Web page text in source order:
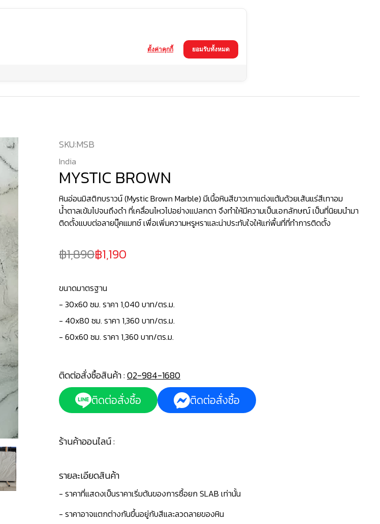
SKU:MSB
India
MYSTIC BROWN
หินอ่อนมิสติกบราวน์ (Mystic Brown Marble) มีเนื้อหินสีขาวเทาแต่งแต้มด้วยเส้นแร่สีเทาอม
น้ำตาลเข้มไปจนถึงดำ ที่เคลื่อนไหวไปอย่างแปลกตา จึงทำให้มีความเป็นเอกลักษณ์ เป็นที่นิยมนำมา
ติดตั้งแบบต่อลายบุ๊คแมทช์ เพื่อเพิ่มความหรูหราและน่าประทับใจให้แก่พื้นที่ที่ทำการติดตั้ง
1,890 1,190
ขนาดมาตรฐาน
- 30x60 ซม. ราคา 1,040 บาท/ตร.ม.
- 40x80 ซม. ราคา 1,360 บาท/ตร.ม.
- 60x60 ซม. ราคา 1,360 บาท/ตร.ม.
ติดต่อสั่งซื้อสินค้า :02-984-1680
ติดต่อสั่งซื้อ ติดต่อสั่งซื้อ
ร้านค้าออนไลน์ :
รายละเอียดสินค้า
- ราคาที่แสดงเป็นราคาเริ่มต้นของการซื้อยก SLAB เท่านั้น
- ราคาอาจแตกต่างกันขึ้นอยู่กับสีและลวดลายของหิน
ยอมรับทั้งหมด
ตั้งค่าคุกกี้